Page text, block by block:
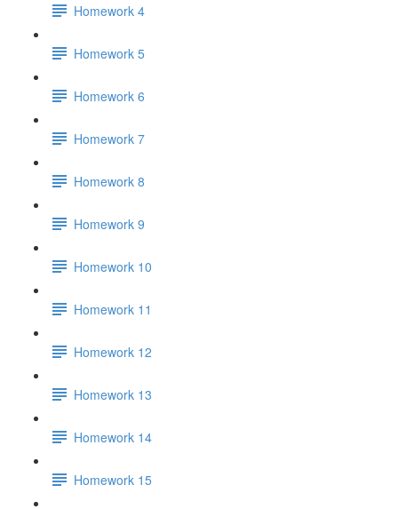
Homework 4
Homework 5
Homework 6
Homework 7
Homework 8
Homework 9
Homework 10
Homework 11
Homework 12
Homework 13
Homework 14
Homework 15